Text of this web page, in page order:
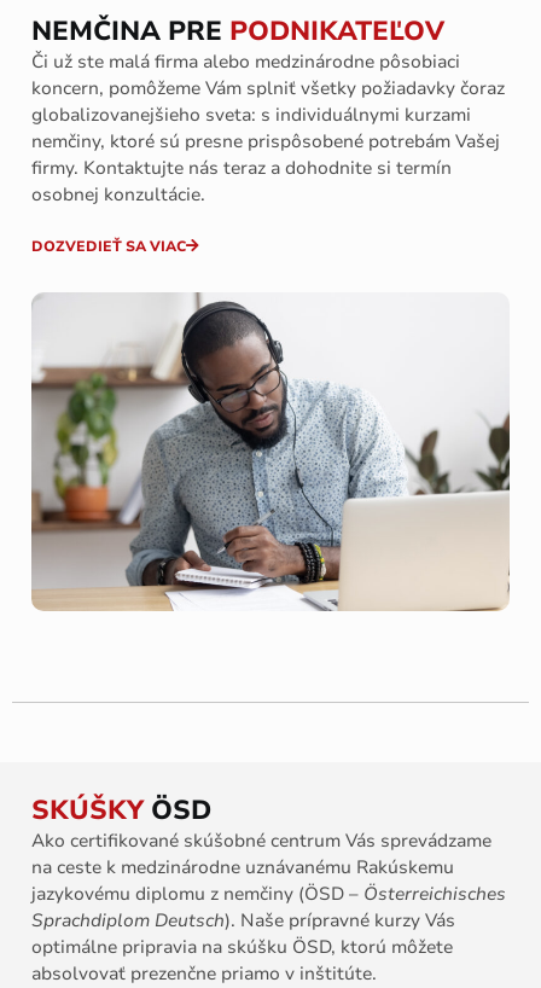
NEMČINA PRE PODNIKATEĽOV
Či už ste malá firma alebo medzinárodne pôsobiaci
koncern, pomôžeme Vám splniť všetky požiadavky čoraz
globalizovanejšieho sveta: s individuálnymi kurzami
nemčiny, ktoré sú presne prispôsobené potrebám Vašej
firmy. Kontaktujte nás teraz a dohodnite si termín
osobnej konzultácie.
DOZVEDIEŤ SA VIAC
SKÚŠKY ÖSD
Ako certifikované skúšobné centrum Vás sprevádzame
na ceste k medzinárodne uznávanému Rakúskemu
jazykovému diplomu z nemčiny (ÖSD – Österreichisches
Sprachdiplom Deutsch). Naše prípravné kurzy Vás
optimálne pripravia na skúšku ÖSD, ktorú môžete
absolvovať prezenčne priamo v inštitúte.